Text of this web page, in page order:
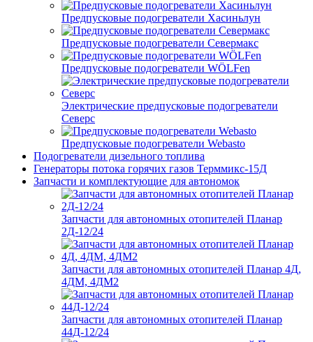
Предпусковые подогреватели Хасиньлун
Предпусковые подогреватели Севермакс
Предпусковые подогреватели WÖLFen
Электрические предпусковые подогреватели
Северс
Предпусковые подогреватели Webasto
Подогреватели дизельного топлива
Генераторы потока горячих газов Терммикс-15Д
Запчасти и комплектующие для автономок
Запчасти для автономных отопителей Планар
2Д-12/24
Запчасти для автономных отопителей Планар 4Д,
4ДМ, 4ДМ2
Запчасти для автономных отопителей Планар
44Д-12/24